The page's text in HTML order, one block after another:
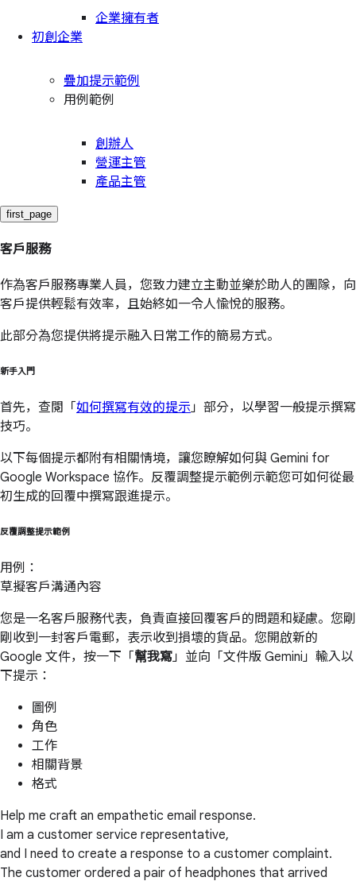
企業擁有者
初創企業
疊加提示範例
用例範例
創辦人
營運主管
產品主管
first_page
客戶服務
作為客戶服務專業人員，您致力建立主動並樂於助人的團隊，向
客戶提供輕鬆有效率，且始終如一令人愉悅的服務。
此部分為您提供將提示融入日常工作的簡易方式。
新手入門
首先，查閱「 如何撰寫有效的提示」部分，以學習一般提示撰寫
技巧。
以下每個提示都附有相關情境，讓您瞭解如何與 Gemini for
Google Workspace 協作。反覆調整提示範例示範您可如何從最
初生成的回覆中撰寫跟進提示。
反覆調整提示範例
用例：
草擬客戶溝通內容
您是一名客戶服務代表，負責直接回覆客戶的問題和疑慮。您剛
剛收到一封客戶電郵，表示收到損壞的貨品。您開啟新的
Google 文件，按一下「 幫我寫」並向「文件版 Gemini」輸入以
下提示：
圖例
角色
工作
相關背景
格式
Help me craft an empathetic email response.
I am a customer service representative,
and I need to create a response to a customer complaint.
The customer ordered a pair of headphones that arrived